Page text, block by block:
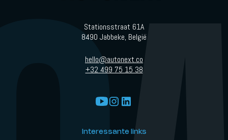
Stationsstraat 61A
8490 Jabbeke, België
hello@autonext.co
+32 499 75 15 38
Interessante links